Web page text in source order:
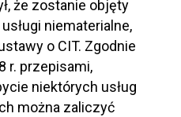
że zostanie objęty
niematerialne,
o CIT. Zgodnie
r. przepisami,
niektórych usług
można zaliczyć